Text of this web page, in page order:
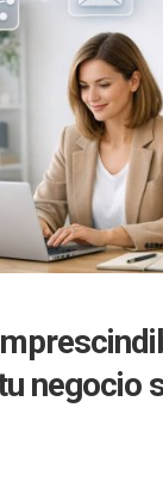
negocio